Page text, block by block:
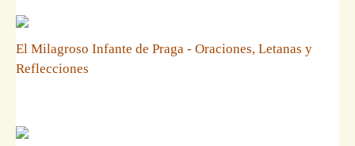
El Milagroso Infante de Praga - Oraciones, Letanas y
Reflecciones